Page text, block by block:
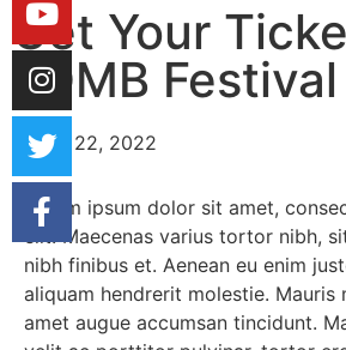
Get Your
EDMB
March 22, 2022
Lorem ipsum dolor sit amet,
elit. Maecenas varius tortor nibh,
nibh finibus et. Aenean eu enim
aliquam hendrerit molestie. Mauris
amet augue accumsan tincidunt.